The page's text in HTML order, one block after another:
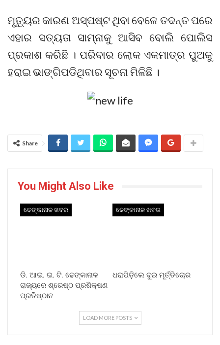
ମୃତ୍ୟୁର କାରଣ ଅସ୍ପଷ୍ଟ ଥିବା ବେଳେ ତଦନ୍ତ ପରେ
ଏହାର ସତ୍ୟତା ସାମ୍ନାକୁ ଆସିବ ବୋଲି ପୋଲିସ
ପ୍ରକାଶ କରିଛି । ପରିବାର ଲୋକ ଏକମାତ୍ର ପୁଅକୁ
ହରାଇ ଭାଙ୍ଗିପଡିଥିବାର ସୂଚନା ମିଳିଛି ।
Share
You Might Also Like
ଢେଙ୍କାନାଳ ଖବର
ଡି. ଆଇ. ଇ. ଟି. ଢେଙ୍କାନାଳ
ରାଜ୍ୟରେ ଶ୍ରେଷ୍ଠ ପ୍ରଶିକ୍ଷଣ
ପ୍ରତିଷ୍ଠାନ
ଢେଙ୍କାନାଳ ଖବର
ଧରାପିଡ଼ିଲେ ଦୁଇ ମୂର୍ତ୍ତିଚୋର
LOAD MORE POSTS